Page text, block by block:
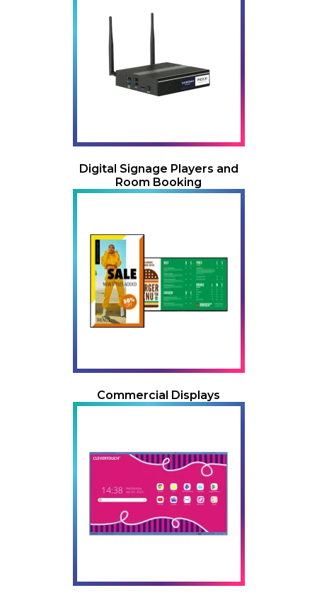
Digital Signage Players and
Room Booking
Commercial Displays